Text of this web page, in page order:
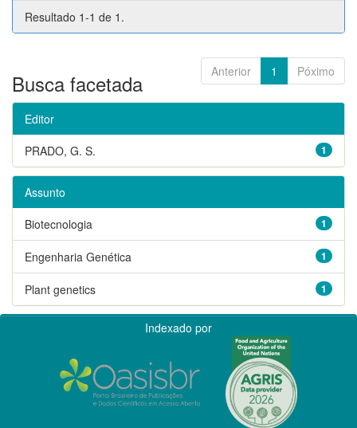
Resultado 1-1 de 1.
Anterior 1 Póximo
Busca facetada
Editor
1
PRADO, G. S.
Assunto
1
Biotecnologia
1
Engenharia Genética
1
Plant genetics
Indexado por